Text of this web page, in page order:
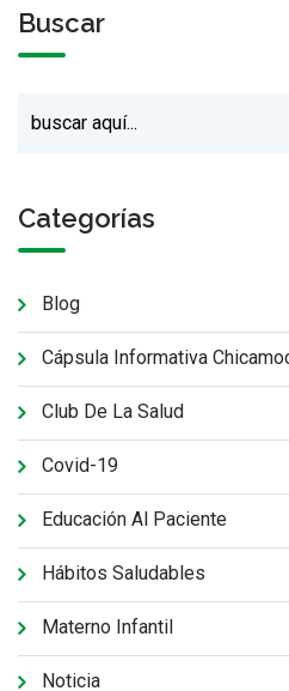
Buscar
Categorías
Blog
Cápsula Informativa
Club De La Salud
Covid-19
Educación Al Paciente
Hábitos Saludables
Materno Infantil
Noticia